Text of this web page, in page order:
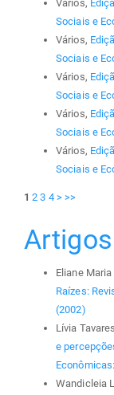
Vários,
Sociais e
Vários,
Sociais e
Vários,
Sociais e
Vários,
Sociais e
Vários,
Sociais e
1 2 3 4 > >>
Eliane
Raízes:
(2002)
Lívia
e
Wandicleia